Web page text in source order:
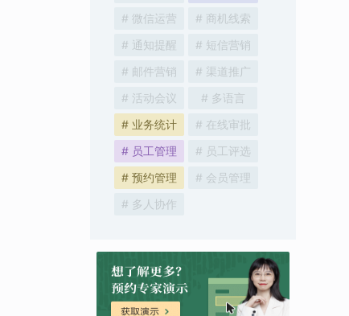
# 微信运营
# 商机线索
# 通知提醒
# 短信营销
# 邮件营销
# 渠道推广
# 活动会议
# 多语言
# 业务统计
# 在线审批
# 员工管理
# 员工评选
# 预约管理
# 会员管理
# 多人协作